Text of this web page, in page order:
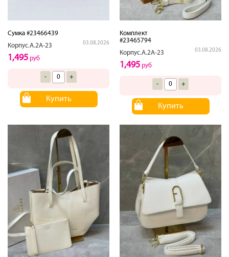
Сумка #23466439
Корпус.А.2А-23
03.08.2026
1,495 руб
- +
Купить
Комплект
#23465794
Корпус.А.2А-23
03.08.2026
1,495 руб
- +
Купить